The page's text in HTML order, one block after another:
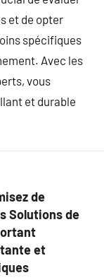
et de opter
spécifiques
Avec les
vous
et durable
de
Solutions de
et